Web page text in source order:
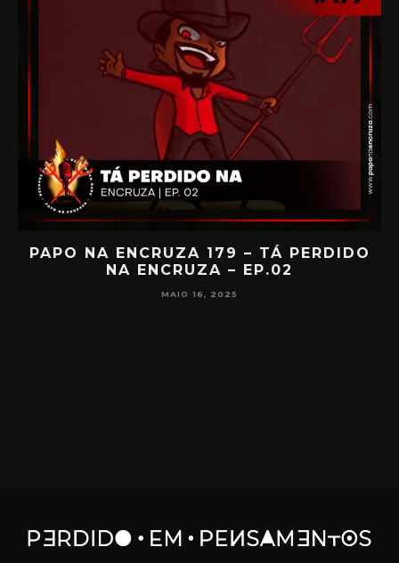
PAPO NA ENCRUZA 179 – TÁ PERDIDO
NA ENCRUZA – EP.02
MAIO 16, 2025